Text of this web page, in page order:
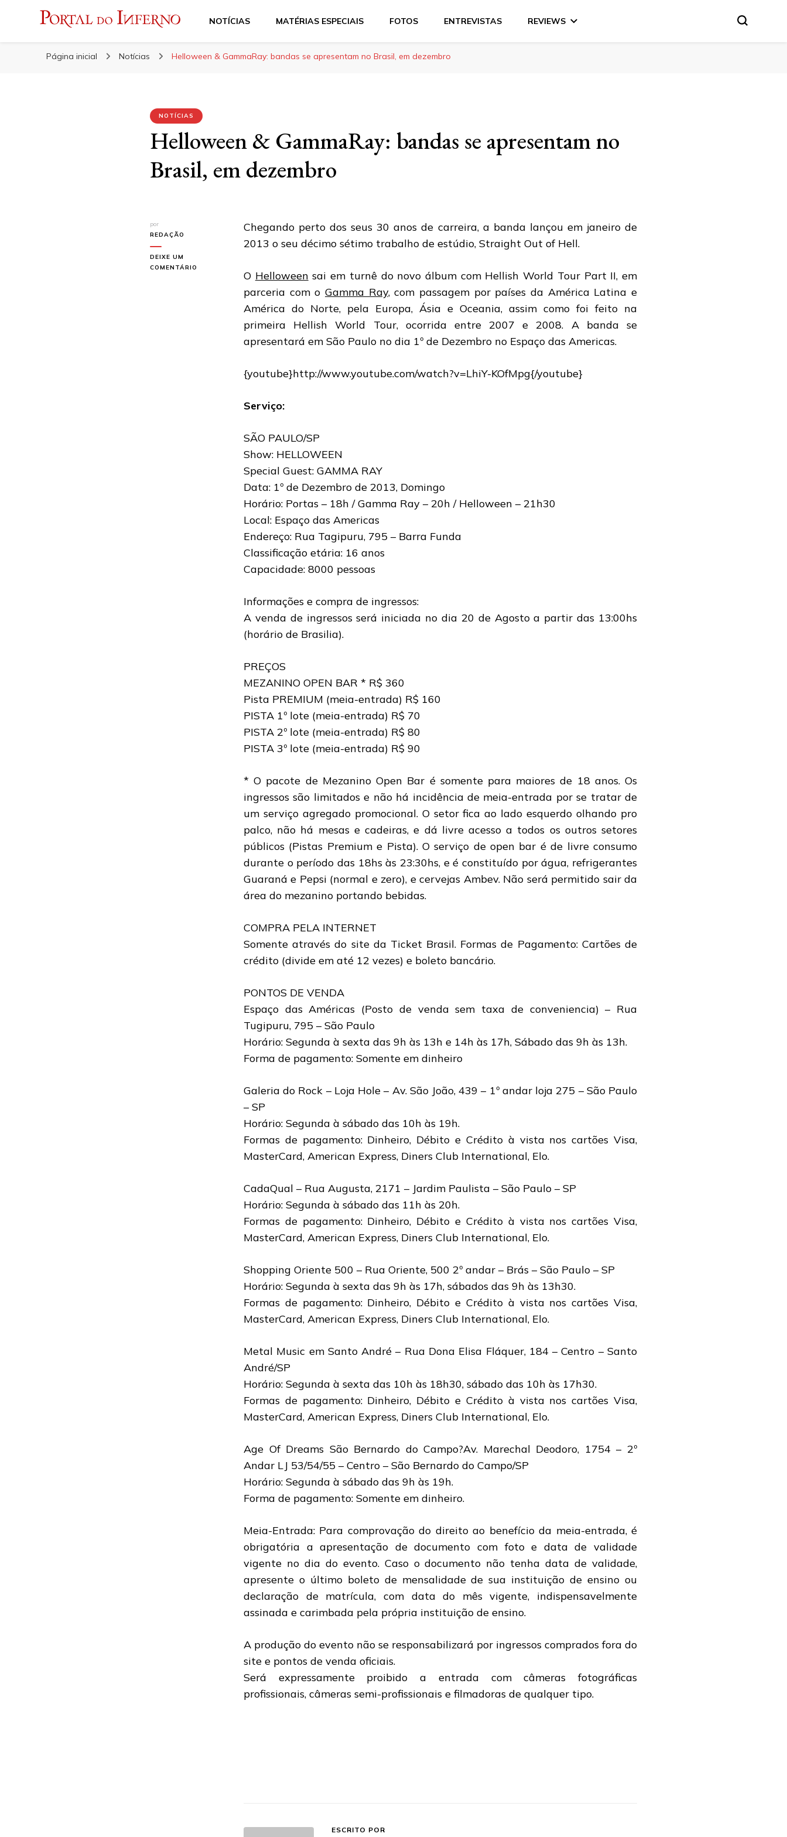
Portal do Inferno
NOTÍCIAS MATÉRIAS ESPECIAIS FOTOS ENTREVISTAS REVIEWS
Página inicial Notícias Helloween & GammaRay: bandas se apresentam no Brasil, em dezembro
NOTÍCIAS
Helloween & GammaRay: bandas se apresentam no
Brasil, em dezembro
por
REDAÇÃO
DEIXE UM
COMENTÁRIO
APRESENTAM
Chegando perto dos seus 30 anos de carreira, a banda lançou em janeiro de
2013 o seu décimo sétimo trabalho de estúdio, Straight Out of Hell.
O Helloween sai em turnê do novo álbum com Hellish World Tour Part II, em
parceria com o Gamma Ray, com passagem por países da América Latina e
América do Norte, pela Europa, Ásia e Oceania, assim como foi feito na
primeira Hellish World Tour, ocorrida entre 2007 e 2008. A banda se
apresentará em São Paulo no dia 1º de Dezembro no Espaço das Americas.
{youtube}http://www.youtube.com/watch?v=LhiY-KOfMpg{/youtube}
Serviço:
SÃO PAULO/SP
Show: HELLOWEEN
Special Guest: GAMMA RAY
Data: 1º de Dezembro de 2013, Domingo
Horário: Portas – 18h / Gamma Ray – 20h / Helloween – 21h30
Local: Espaço das Americas
Endereço: Rua Tagipuru, 795 – Barra Funda
Classificação etária: 16 anos
Capacidade: 8000 pessoas
Informações e compra de ingressos:
A venda de ingressos será iniciada no dia 20 de Agosto a partir das 13:00hs
(horário de Brasilia).
PREÇOS
MEZANINO OPEN BAR * R$ 360
Pista PREMIUM (meia-entrada) R$ 160
PISTA 1º lote (meia-entrada) R$ 70
PISTA 2º lote (meia-entrada) R$ 80
PISTA 3º lote (meia-entrada) R$ 90
* O pacote de Mezanino Open Bar é somente para maiores de 18 anos. Os
ingressos são limitados e não há incidência de meia-entrada por se tratar de
um serviço agregado promocional. O setor fica ao lado esquerdo olhando pro
palco, não há mesas e cadeiras, e dá livre acesso a todos os outros setores
públicos (Pistas Premium e Pista). O serviço de open bar é de livre consumo
durante o período das 18hs às 23:30hs, e é constituído por água, refrigerantes
Guaraná e Pepsi (normal e zero), e cervejas Ambev. Não será permitido sair da
área do mezanino portando bebidas.
COMPRA PELA INTERNET
Somente através do site da Ticket Brasil. Formas de Pagamento: Cartões de
crédito (divide em até 12 vezes) e boleto bancário.
PONTOS DE VENDA
Espaço das Américas (Posto de venda sem taxa de conveniencia) – Rua
Tugipuru, 795 – São Paulo
Horário: Segunda à sexta das 9h às 13h e 14h às 17h, Sábado das 9h às 13h.
Forma de pagamento: Somente em dinheiro
Galeria do Rock – Loja Hole – Av. São João, 439 – 1º andar loja 275 – São Paulo
– SP
Horário: Segunda à sábado das 10h às 19h.
Formas de pagamento: Dinheiro, Débito e Crédito à vista nos cartões Visa,
MasterCard, American Express, Diners Club International, Elo.
CadaQual – Rua Augusta, 2171 – Jardim Paulista – São Paulo – SP
Horário: Segunda à sábado das 11h às 20h.
Formas de pagamento: Dinheiro, Débito e Crédito à vista nos cartões Visa,
MasterCard, American Express, Diners Club International, Elo.
Shopping Oriente 500 – Rua Oriente, 500 2º andar – Brás – São Paulo – SP
Horário: Segunda à sexta das 9h às 17h, sábados das 9h às 13h30.
Formas de pagamento: Dinheiro, Débito e Crédito à vista nos cartões Visa,
MasterCard, American Express, Diners Club International, Elo.
Metal Music em Santo André – Rua Dona Elisa Fláquer, 184 – Centro – Santo
André/SP
Horário: Segunda à sexta das 10h às 18h30, sábado das 10h às 17h30.
Formas de pagamento: Dinheiro, Débito e Crédito à vista nos cartões Visa,
MasterCard, American Express, Diners Club International, Elo.
Age Of Dreams São Bernardo do Campo?Av. Marechal Deodoro, 1754 – 2º
Andar LJ 53/54/55 – Centro – São Bernardo do Campo/SP
Horário: Segunda à sábado das 9h às 19h.
Forma de pagamento: Somente em dinheiro.
Meia-Entrada: Para comprovação do direito ao benefício da meia-entrada, é
obrigatória a apresentação de documento com foto e data de validade
vigente no dia do evento. Caso o documento não tenha data de validade,
apresente o último boleto de mensalidade de sua instituição de ensino ou
declaração de matrícula, com data do mês vigente, indispensavelmente
assinada e carimbada pela própria instituição de ensino.
A produção do evento não se responsabilizará por ingressos comprados fora do
site e pontos de venda oficiais.
Será expressamente proibido a entrada com câmeras fotográficas
profissionais, câmeras semi-profissionais e filmadoras de qualquer tipo.
ESCRITO POR